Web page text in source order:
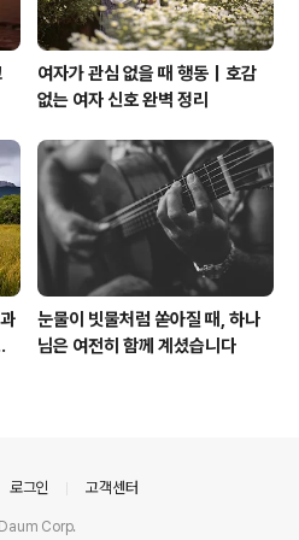
여자가 관심 없을 때 행동｜호감
없는 여자 신호 완벽 정리
눈물이 빗물처럼 쏟아질 때, 하나
님은 여전히 함께 계셨습니다
로그인 고객센터
Corp.